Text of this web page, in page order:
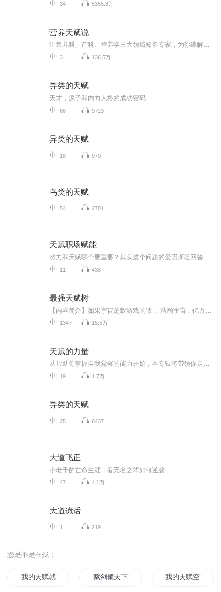
34 5355.8万
营养天赋说
3 136.5万
异类的天赋
天才，疯子和内向人格的成功密码
68 9723
异类的天赋
18 970
鸟类的天赋
54 2701
天赋职场赋能
11 438
最强天赋树
1347 15.5万
天赋的力量
19 1.7万
异类的天赋
25 6437
大道飞正
小老千的亡命生涯，看无名之辈如何逆袭
47 4.1万
大道诡话
1 219
您是不是在找：
我的天赋就是重生 赋剑倾天下 我的天赋空间